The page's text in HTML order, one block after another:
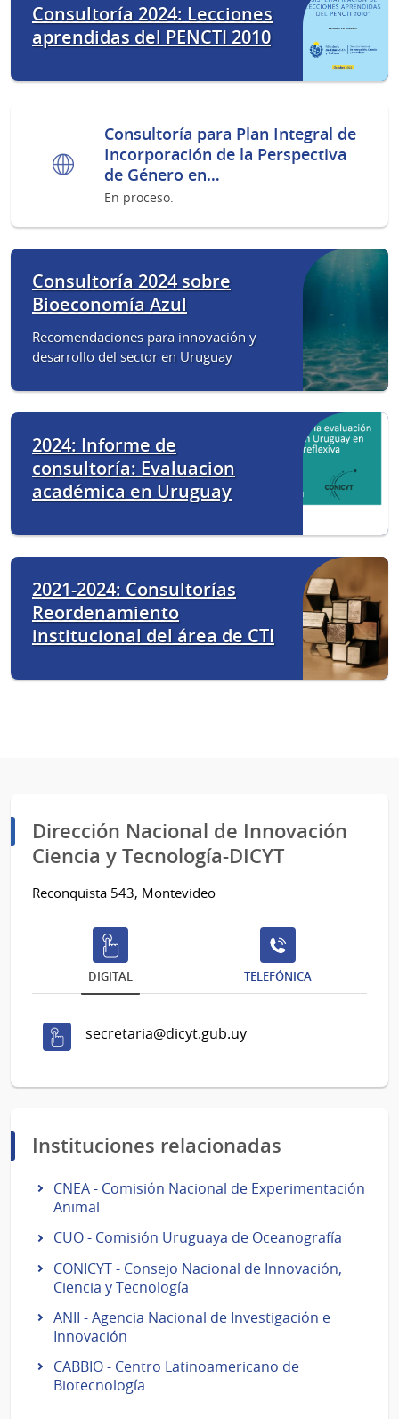
Consultoría 2024: Lecciones
aprendidas del PENCTI 2010
Consultoría para Plan Integral de
Incorporación de la Perspectiva
de Género en…
En proceso.
Consultoría 2024 sobre
Bioeconomía Azul
Recomendaciones para innovación y
desarrollo del sector en Uruguay
2024: Informe de
consultoría: Evaluacion
académica en Uruguay
2021-2024: Consultorías
Reordenamiento
institucional del área de CTI
Dirección Nacional de Innovación
Ciencia y Tecnología-DICYT
Reconquista 543, Montevideo
DIGITAL TELEFÓNICA
secretaria@dicyt.gub.uy
Instituciones relacionadas
CNEA - Comisión Nacional de Experimentación
Animal
CUO - Comisión Uruguaya de Oceanografía
CONICYT - Consejo Nacional de Innovación,
Ciencia y Tecnología
ANII - Agencia Nacional de Investigación e
Innovación
CABBIO - Centro Latinoamericano de
Biotecnología